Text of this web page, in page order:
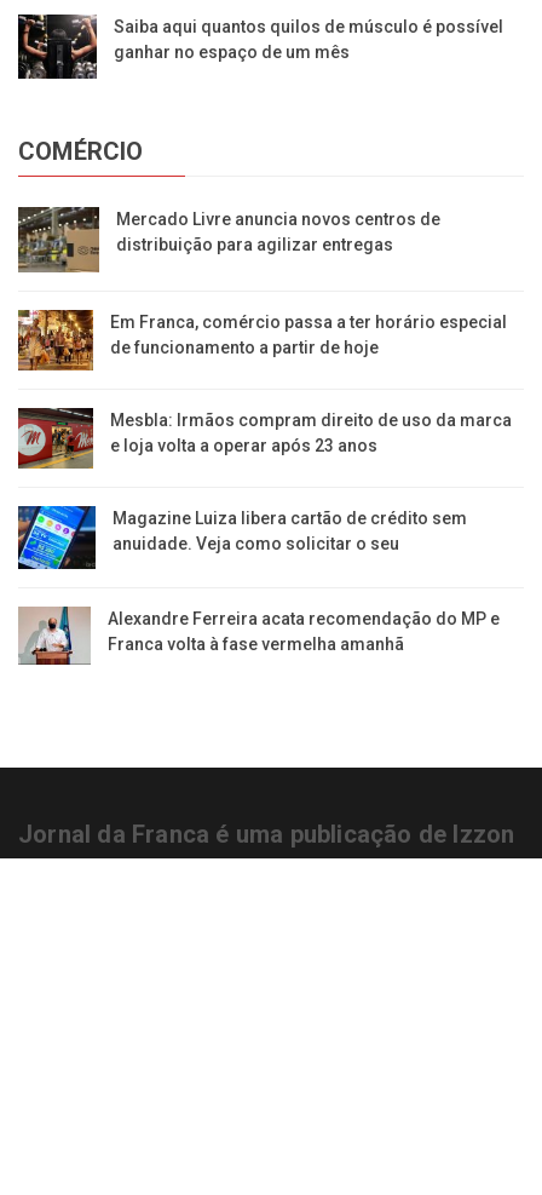
Saiba aqui quantos quilos de músculo é possível
ganhar no espaço de um mês
COMÉRCIO
Mercado Livre anuncia novos centros de
distribuição para agilizar entregas
Em Franca, comércio passa a ter horário especial
de funcionamento a partir de hoje
Mesbla: Irmãos compram direito de uso da marca
e loja volta a operar após 23 anos
Magazine Luiza libera cartão de crédito sem
anuidade. Veja como solicitar o seu
Alexandre Ferreira acata recomendação do MP e
Franca volta à fase vermelha amanhã
Jornal da Franca é uma publicação de Izzon